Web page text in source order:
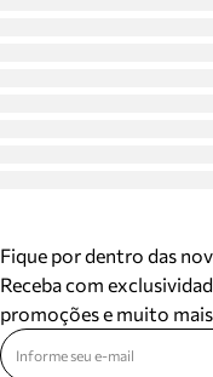
Fique por dentro das
Receba com
promoções e muito